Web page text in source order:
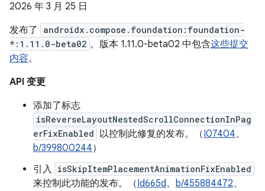
2026 年 3 月 25 日
发布了
androidx.compose.foundation:foundation-
*:1.11.0-beta02 。版本 1.11.0-beta02 中包含这些提交
内容。
API 变更
添加了标志
isReverseLayoutNestedScrollConnectionInPag
erFixEnabled 以控制此修复的发布。（I07404、
b/399800244）
引入 isSkipItemPlacementAnimationFixEnabled
来控制此功能的发布。（Id665d、 b/455884472、